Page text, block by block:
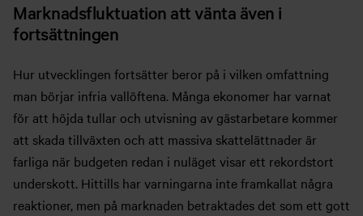
Marknadsfluktuation att vänta även i
fortsättningen
Hur utvecklingen fortsätter beror på i vilken omfattning
man börjar infria vallöftena. Många ekonomer har varnat
för att höjda tullar och utvisning av gästarbetare kommer
att skada tillväxten och att massiva skattelättnader är
farliga när budgeten redan i nuläget visar ett rekordstort
underskott. Hittills har varningarna inte framkallat några
reaktioner, men på marknaden betraktades det som ett gott